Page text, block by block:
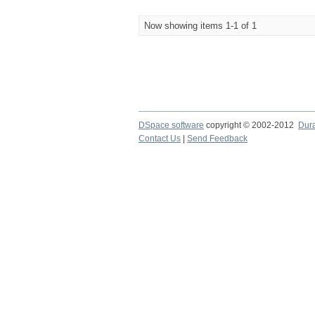
Now showing items 1-1 of 1
DSpace software copyright © 2002-2012
Contact Us
Send Feedback